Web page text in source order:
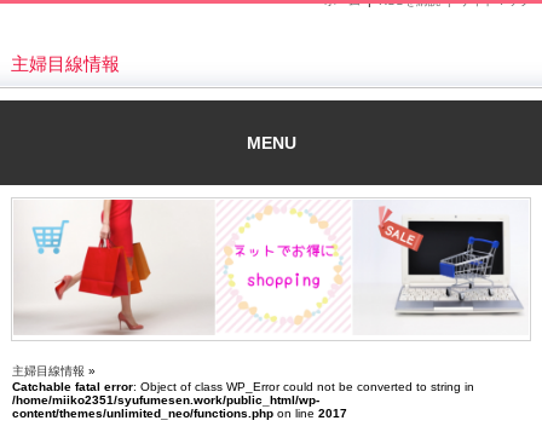
主婦目線情報
MENU
主婦目線情報 »
Catchable fatal error: Object of class WP_Error could not be converted to string in
/home/miiko2351/syufumesen.work/public_html/wp-
content/themes/unlimited_neo/functions.php on line 2017